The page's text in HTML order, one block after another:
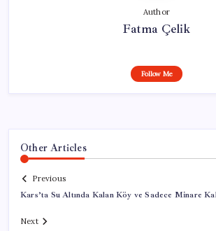
Author
Fatma Çelik
Follow Me
Other Articles
Previous
Kars’ta Su Altında Kalan Köy ve Sadece Minare
Next